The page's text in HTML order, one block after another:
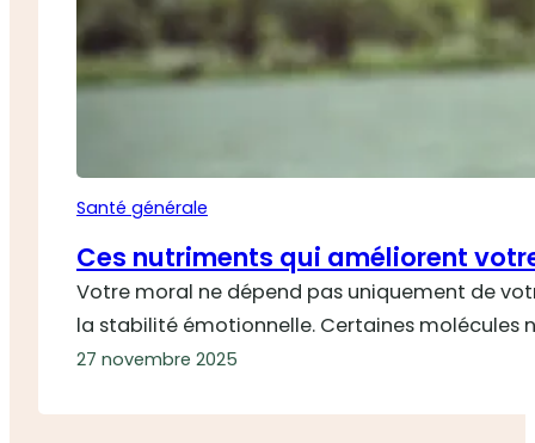
Santé générale
Ces nutriments qui améliorent
Votre moral ne dépend pas uniquement de
la stabilité émotionnelle. Certaines molécules
27 novembre 2025